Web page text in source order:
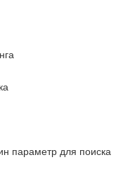
параметр для поиска